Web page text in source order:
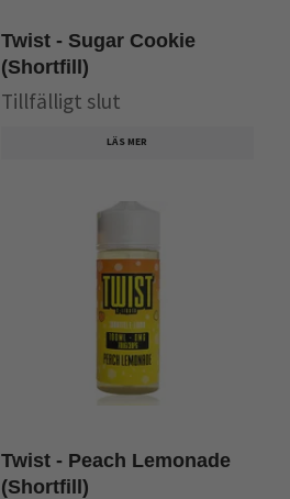
Twist - Sugar Cookie
(Shortfill)
Tillfälligt slut
LÄS MER
Twist - Peach Lemonade
(Shortfill)